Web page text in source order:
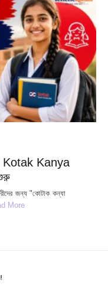
Kotak Kanya
জন্য "কোটাক কন্যা
More